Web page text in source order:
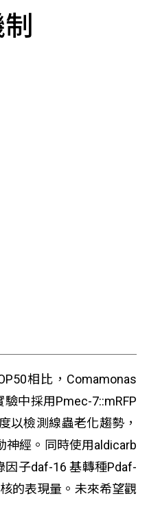
相比，Comamonas
中採用Pmec-7::mRFP
以檢測線蟲老化趨勢，
神經。同時使用aldicarb
子daf-16 基轉種Pdaf-
的表現量。未來希望觀